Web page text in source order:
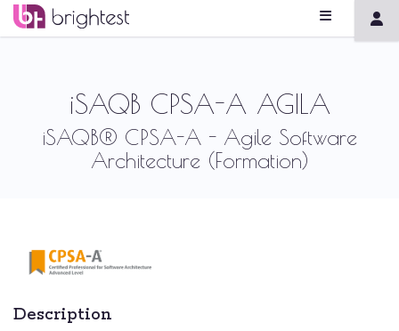
iSAQB CPSA-A AGILA
iSAQB® CPSA-A - Agile Software
Architecture (Formation)
Description